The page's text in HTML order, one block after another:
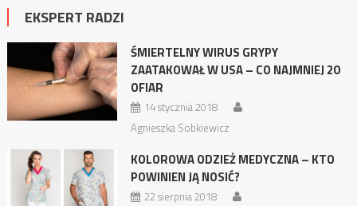
EKSPERT RADZI
ŚMIERTELNY WIRUS GRYPY
ZAATAKOWAŁ W USA – CO NAJMNIEJ 20
OFIAR
14 stycznia 2018
Agnieszka Sobkiewicz
KOLOROWA ODZIEŻ MEDYCZNA – KTO
POWINIEN JĄ NOSIĆ?
22 sierpnia 2018